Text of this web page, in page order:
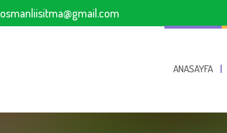
osmanliisitma@gmail.com
ANASAYFA